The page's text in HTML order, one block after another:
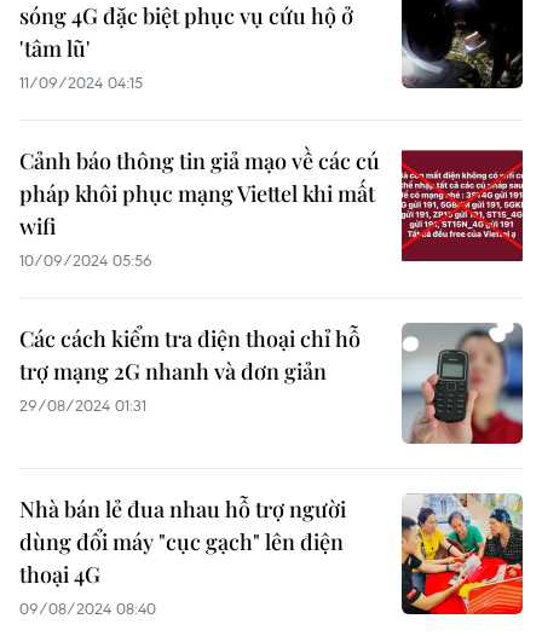
sóng 4G đặc biệt phục vụ cứu hộ ở
'tâm lũ'
11/09/2024 04:15
Cảnh báo thông tin giả mạo về các cú
pháp khôi phục mạng Viettel khi mất
wifi
10/09/2024 05:56
Các cách kiểm tra điện thoại chỉ hỗ
trợ mạng 2G nhanh và đơn giản
29/08/2024 01:31
Nhà bán lẻ đua nhau hỗ trợ người
dùng đổi máy "cục gạch" lên điện
thoại 4G
09/08/2024 08:40